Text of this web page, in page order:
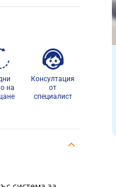
на
Консултация
от
специалист